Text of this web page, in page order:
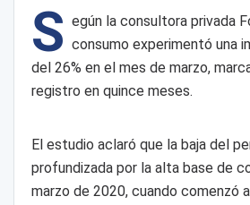
S egún la consultora privada
consumo experimentó una
del 26% en el mes de marzo,
registro en quince meses.
El estudio aclaró que la baja del
profundizada por la alta base de
marzo de 2020, cuando comenzó